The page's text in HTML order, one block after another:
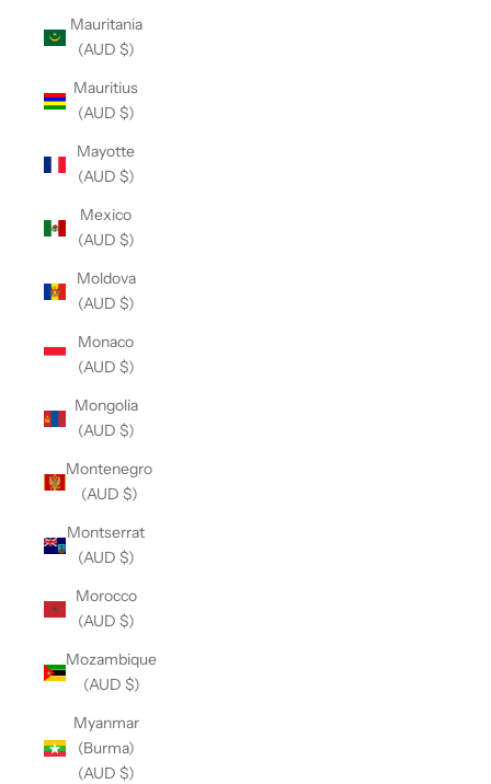
Mauritania
(AUD $)
Mauritius
(AUD $)
Mayotte
(AUD $)
Mexico
(AUD $)
Moldova
(AUD $)
Monaco
(AUD $)
Mongolia
(AUD $)
Montenegro
(AUD $)
Montserrat
(AUD $)
Morocco
(AUD $)
Mozambique
(AUD $)
Myanmar
(Burma)
(AUD $)